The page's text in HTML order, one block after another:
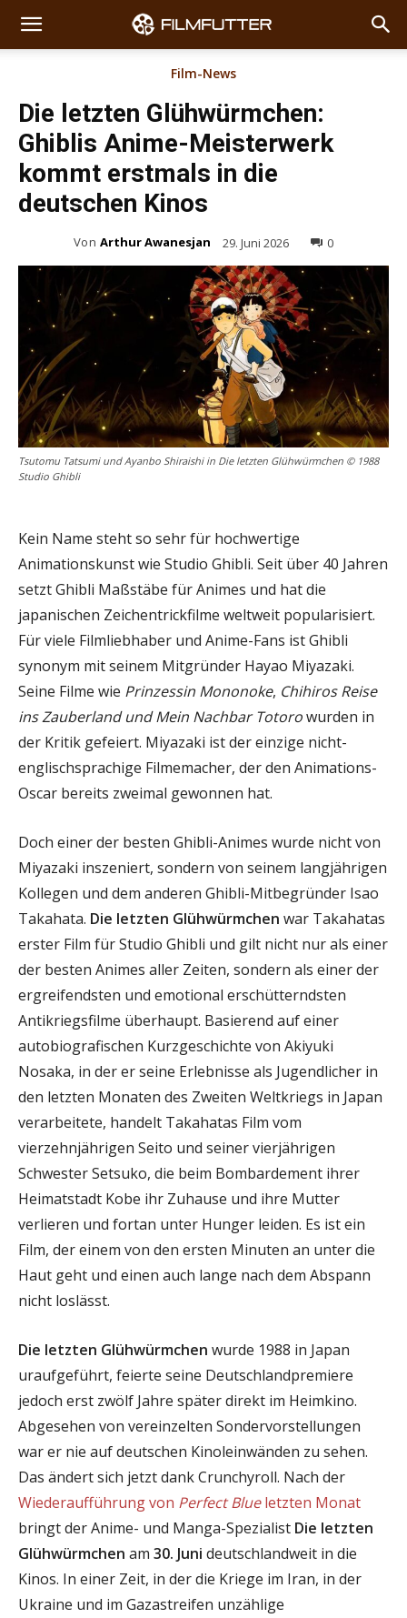
Film-News
Die letzten Glühwürmchen:
Ghiblis Anime-Meisterwerk
kommt erstmals in die
deutschen Kinos
Von Arthur Awanesjan 29. Juni 2026 0
Tsutomu Tatsumi und Ayanbo Shiraishi in Die letzten Glühwürmchen © 1988
Studio Ghibli
Kein Name steht so sehr für hochwertige
Animationskunst wie Studio Ghibli. Seit über 40 Jahren
setzt Ghibli Maßstäbe für Animes und hat die
japanischen Zeichentrickfilme weltweit popularisiert.
Für viele Filmliebhaber und Anime-Fans ist Ghibli
synonym mit seinem Mitgründer Hayao Miyazaki.
Seine Filme wie Prinzessin Mononoke, Chihiros Reise
ins Zauberland und Mein Nachbar Totorowurden in
der Kritik gefeiert. Miyazaki ist der einzige nicht-
englischsprachige Filmemacher, der den Animations-
Oscar bereits zweimal gewonnen hat.
Doch einer der besten Ghibli-Animes wurde nicht von
Miyazaki inszeniert, sondern von seinem langjährigen
Kollegen und dem anderen Ghibli-Mitbegründer Isao
Takahata. Die letzten Glühwürmchen war Takahatas
erster Film für Studio Ghibli und gilt nicht nur als einer
der besten Animes aller Zeiten, sondern als einer der
ergreifendsten und emotional erschütterndsten
Antikriegsfilme überhaupt. Basierend auf einer
autobiografischen Kurzgeschichte von Akiyuki
Nosaka, in der er seine Erlebnisse als Jugendlicher in
den letzten Monaten des Zweiten Weltkriegs in Japan
verarbeitete, handelt Takahatas Film vom
vierzehnjährigen Seito und seiner vierjährigen
Schwester Setsuko, die beim Bombardement ihrer
Heimatstadt Kobe ihr Zuhause und ihre Mutter
verlieren und fortan unter Hunger leiden. Es ist ein
Film, der einem von den ersten Minuten an unter die
Haut geht und einen auch lange nach dem Abspann
nicht loslässt.
Die letzten Glühwürmchen wurde 1988 in Japan
uraufgeführt, feierte seine Deutschlandpremiere
jedoch erst zwölf Jahre später direkt im Heimkino.
Abgesehen von vereinzelten Sondervorstellungen
war er nie auf deutschen Kinoleinwänden zu sehen.
Das ändert sich jetzt dank Crunchyroll. Nach der
Wiederaufführung von Perfect Blueletzten Monat
bringt der Anime- und Manga-Spezialist Die letzten
Glühwürmchen am 30. Juni deutschlandweit in die
Kinos. In einer Zeit, in der die Kriege im Iran, in der
Ukraine und im Gazastreifen unzählige